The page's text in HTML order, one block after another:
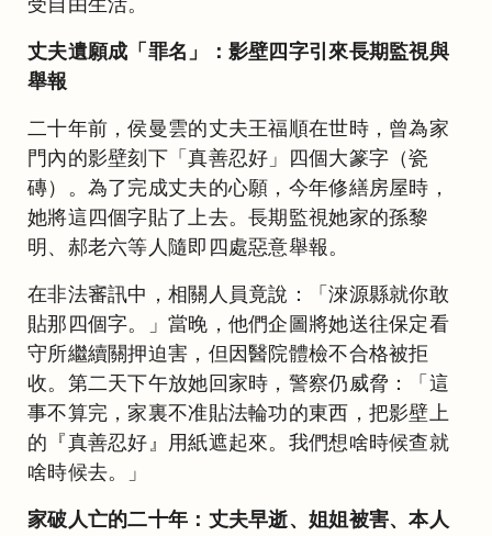
丈夫遺願成「罪名」：影壁四字引來長期監視與
舉報
二十年前，侯曼雲的丈夫王福順在世時，曾為家
門內的影壁刻下「真善忍好」四個大篆字（瓷
磚）。為了完成丈夫的心願，今年修繕房屋時，
她將這四個字貼了上去。長期監視她家的孫黎
明、郝老六等人隨即四處惡意舉報。
在非法審訊中，相關人員竟說：「淶源縣就你敢
貼那四個字。」當晚，他們企圖將她送往保定看
守所繼續關押迫害，但因醫院體檢不合格被拒
收。第二天下午放她回家時，警察仍威脅：「這
事不算完，家裏不准貼法輪功的東西，把影壁上
的『真善忍好』用紙遮起來。我們想啥時候查就
啥時候去。」
家破人亡的二十年：丈夫早逝、姐姐被害、本人